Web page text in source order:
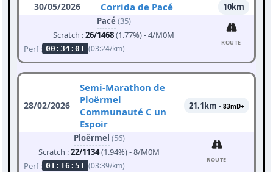
30/05/2026 Corrida de Pacé
10km
Pacé (35)
Scratch :26/1468(1.77%) - 4/M0M
Perf : 00:34:01 (03:24/km)
ROUTE
28/02/2026
Semi-Marathon de
Ploërmel
Communauté C un
Espoir
21.1km - 83mD+
Ploërmel (56)
Scratch :22/1134(1.94%) - 8/M0M
Perf : 01:16:51 (03:39/km)
ROUTE